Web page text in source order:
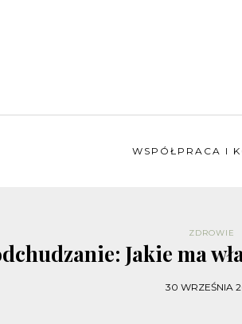
WSPÓŁPRACA I
ZDROWIE
Jakie ma
30 WRZEŚNIA